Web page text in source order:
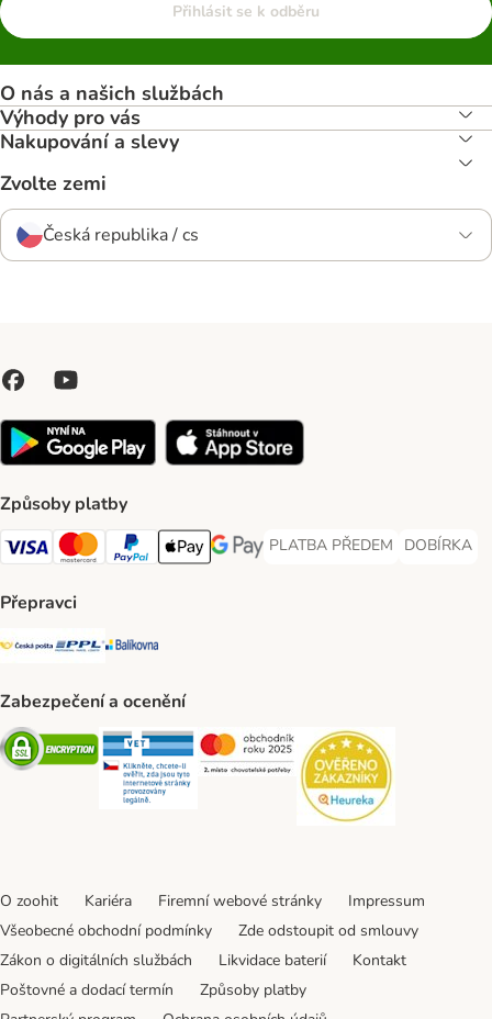
Přihlásit se k odběru
O nás a našich službách
Výhody pro vás
Nakupování a slevy
Zvolte zemi
Česká republika / cs
Způsoby platby
Visa Payment Method
Mastercard Payment Method
PayPal Payment Method
Apple pay Payment Method
GooglePay Payment Method
PLATBA PŘEDEM
PLATBA PŘEDEM Payment
DOBÍRKA
DOBÍRKA
Přepravci
Česká pošta Shipping Method
PPL Shipping Method
Balíkovna Shipping Method
Zabezpečení a ocenění
Security Security Security
O zoohit Kariéra Firemní webové stránky
Impressum
Všeobecné obchodní podmínky
Zde odstoupit od smlouvy
Zákon o digitálních službách
Likvidace baterií
Kontakt
Poštovné a dodací termín
Způsoby platby